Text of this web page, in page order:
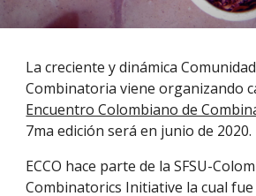
La creciente y dinámica
Encuentro Colombiano de
7ma edición será en junio de 2020.
ECCO hace parte de la SFSU-